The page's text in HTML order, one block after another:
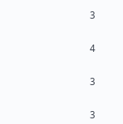
3
4
3
3